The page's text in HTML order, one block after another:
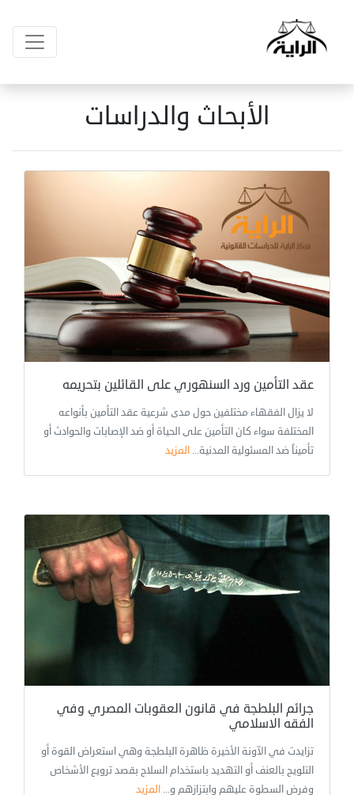
الأبحاث والدراسات
عقد التأمين ورد السنهوري على القائلين بتحريمه
لا يزال الفقهاء مختلفين حول مدى شرعية عقد التأمين بأنواعه
المختلفة سواء كان التأمين على الحياة أو ضد الإصابات والحوادث أو
تأميناً ضد المسئولية المدنية... المزيد
جرائم البلطجة في قانون العقوبات المصري وفي
الفقه الاسلامي
تزايدت في الآونة الأخيرة ظاهرة البلطجة وهي استعراض القوة أو
التلويح بالعنف أو التهديد باستخدام السلاح بقصد ترويع الأشخاص
وفرض السطوة عليهم وابتزازهم و... المزيد